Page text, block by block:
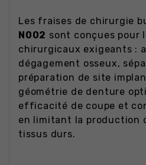
Les fraises de chirurgie
N002 sont conçues pour
chirurgicaux exigeants :
dégagement osseux,
préparation de site
géométrie de denture
efficacité de coupe et
en limitant la production
tissus durs.